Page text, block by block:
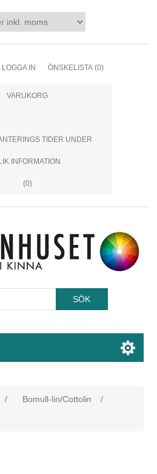
LOGGA IN ÖNSKELISTA (0)
VARUKORG
TIDER UNDER
INFORMATION
(0)
/ Bomull-lin/Cottolin
/